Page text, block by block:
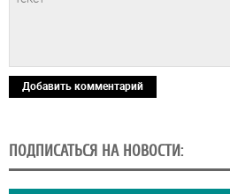
Добавить комментарий
ПОДПИСАТЬСЯ НА НОВОСТИ: